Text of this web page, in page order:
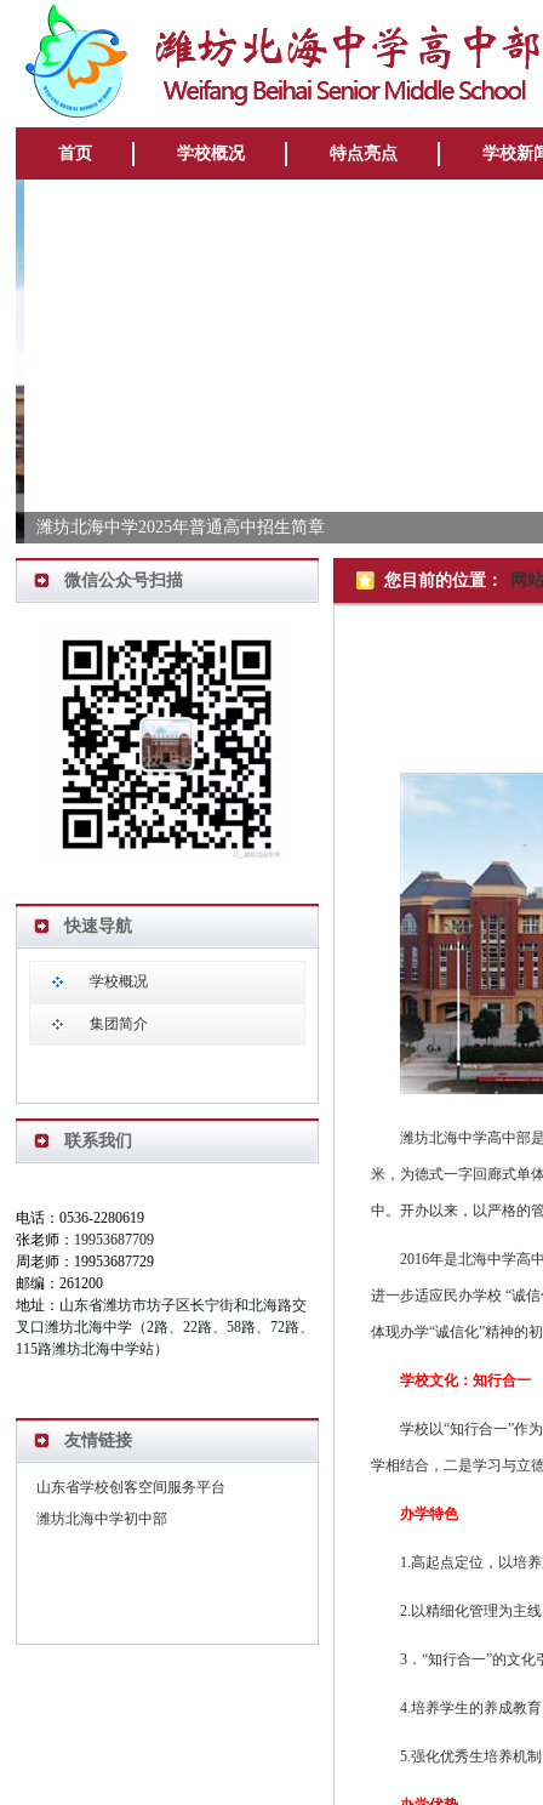
首页 学校概况 特点亮点 学校新
潍坊北海中学2025年普通高中招生简章
您目前的位置： 网
潍坊北海中学高中部
米，为德式一字回廊式单
中。开办以来，以严格的
2016年是北海中学高
进一步适应民办学校 “诚
体现办学“诚信化”精神的
学校文化：知行合一
学校以“知行合一”作
学相结合，二是学习与立
办学特色
1.高起点定位，以培
2.以精细化管理为主
3．“知行合一”的文
4.培养学生的养成教育
5.强化优秀生培养机制
微信公众号扫描
快速导航
学校概况
集团简介
联系我们
电话：0536-2280619
张老师： 19953687709
周老师：19953687729
邮编：261200
地址： 山东省潍坊市坊子区长宁街和北海路交
叉口潍坊北海中学（2路、22路、58路、72路、
115路潍坊北海中学站）
友情链接
山东省学校创客空间服务平台
潍坊北海中学初中部